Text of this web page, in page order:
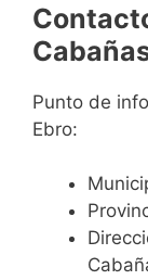
Punto de
Ebro: